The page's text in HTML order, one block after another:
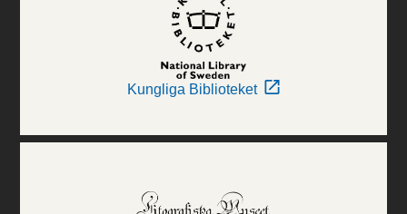
Kungliga Biblioteket